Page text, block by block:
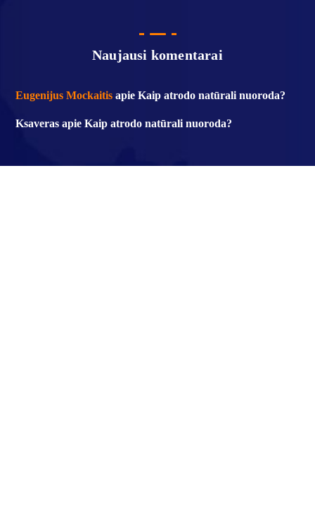
Naujausi komentarai
Eugenijus Mockaitis apieKaip atrodo natūrali nuoroda?
Ksaveras apieKaip atrodo natūrali nuoroda?